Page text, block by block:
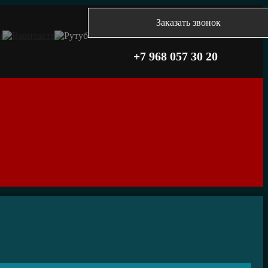
Заказать звонок
+7 968 057 30 20